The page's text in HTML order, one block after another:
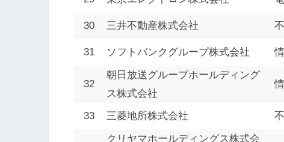
30 三井不動産株式会社
31 ソフトバンクグループ株式会社
32
朝日放送グループホールディング
ス株式会社
33 三菱地所株式会社
クリヤマホールディングス株式会